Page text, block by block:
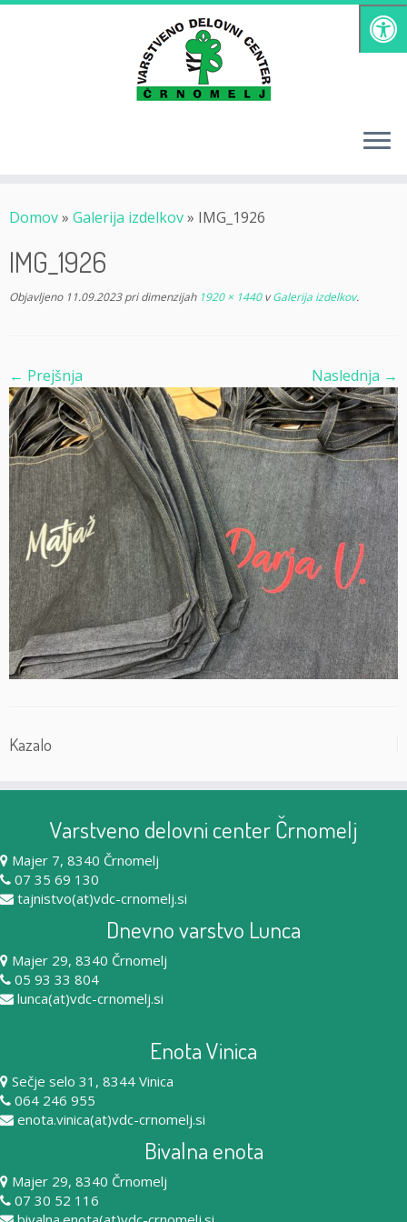
Skoči
Domov» Galerija izdelkov» IMG_1926
IMG_1926
Objavljeno 11.09.2023pri dimenzijah1920 × 1440vGalerija izdelkov.
← Prejšnja Naslednja →
Kazalo
Varstveno delovni center Črnomelj
Majer 7, 8340 Črnomelj
07 35 69 130
tajnistvo(at)vdc-crnomelj.si
Dnevno varstvo Lunca
Majer 29, 8340 Črnomelj
05 93 33 804
lunca(at)vdc-crnomelj.si
Enota Vinica
Sečje selo 31, 8344 Vinica
064 246 955
enota.vinica(at)vdc-crnomelj.si
Bivalna enota
Majer 29, 8340 Črnomelj
07 30 52 116